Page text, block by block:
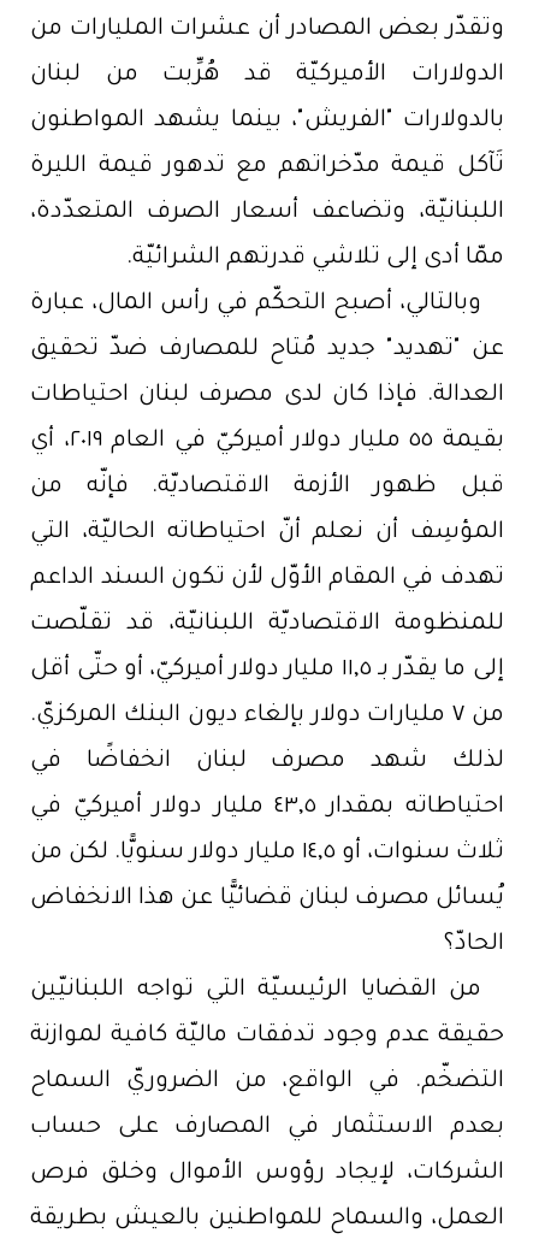
وتقدّر بعض المصادر أن عشرات المليارات من
الدولارات الأميركيّة قد هُرِّبت من لبنان
بالدولارات "الفريش"، بينما يشهد المواطنون
تَآكل قيمة مدّخراتهم مع تدهور قيمة الليرة
اللبنانيّة، وتضاعف أسعار الصرف المتعدّدة،
ممّا أدى إلى تلاشي قدرتهم الشرائيّة.
وبالتالي، أصبح التحكّم في رأس المال، عبارة
عن "تهديد" جديد مُتاح للمصارف ضدّ تحقيق
العدالة. فإذا كان لدى مصرف لبنان احتياطات
بقيمة ٥٥ مليار دولار أميركيّ في العام ٢٠١٩، أي
قبل ظهور الأزمة الاقتصاديّة. فإنّه من
المؤسِف أن نعلم أنّ احتياطاته الحاليّة، التي
تهدف في المقام الأوّل لأن تكون السند الداعم
للمنظومة الاقتصاديّة اللبنانيّة، قد تقلّصت
إلى ما يقدّر بـ ١١,٥ مليار دولار أميركيّ، أو حتّى أقل
من ٧ مليارات دولار بإلغاء ديون البنك المركزيّ.
لذلك شهد مصرف لبنان انخفاضًا في
احتياطاته بمقدار ٤٣,٥ مليار دولار أميركيّ في
ثلاث سنوات، أو ١٤,٥ مليار دولار سنويًّا. لكن من
يُسائل مصرف لبنان قضائيًّا عن هذا الانخفاض
الحادّ؟
من القضايا الرئيسيّة التي تواجه اللبنانيّين
حقيقة عدم وجود تدفقات ماليّة كافية لموازنة
التضخّم. في الواقع، من الضروريّ السماح
بعدم الاستثمار في المصارف على حساب
الشركات، لإيجاد رؤوس الأموال وخلق فرص
العمل، والسماح للمواطنين بالعيش بطريقة